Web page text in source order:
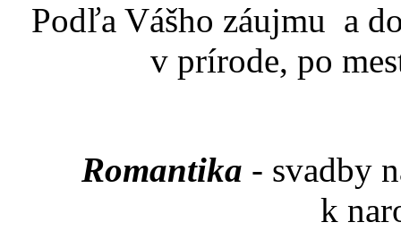
Podľa Vášho záujmu a
v prírode, po
Romantika - svadby
k